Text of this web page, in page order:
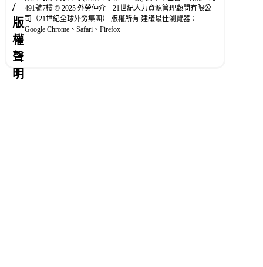
/
版
權
聲
明
491號7樓 © 2025 外勞仲介 – 21世紀人力資源管理顧問有限公
司（21世紀全球外勞集團） 版權所有 建議最佳瀏覽器：
Google Chrome、Safari、Firefox